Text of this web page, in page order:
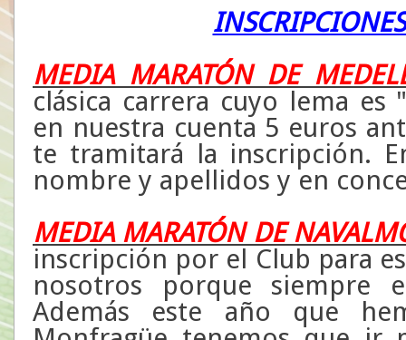
MEDIA MARATÓN DE
clásica carrera cuyo lema es
en nuestra cuenta 5 euros
te tramitará la inscripción.
nombre y apellidos y en
MEDIA MARATÓN DE
inscripción por el Club para
nosotros porque siempre
Además este año que